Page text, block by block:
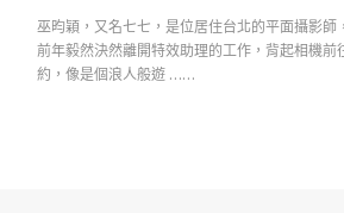
巫昀穎，又名七七，是位居住台北的平面攝影師
前年毅然決然離開特效助理的工作，背起相機前
約，像是個浪人般遊 ……